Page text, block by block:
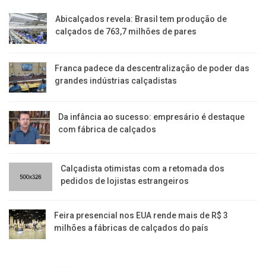
Abicalçados revela: Brasil tem produção de
calçados de 763,7 milhões de pares
Franca padece da descentralização de poder das
grandes indústrias calçadistas
Da infância ao sucesso: empresário é destaque
com fábrica de calçados
Calçadista otimistas com a retomada dos
pedidos de lojistas estrangeiros
Feira presencial nos EUA rende mais de R$ 3
milhões a fábricas de calçados do país